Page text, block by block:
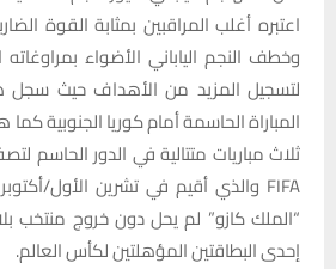
اعتبره أغلب المراقبين بمثابة القوة
وخطف النجم الياباني الأضواء بمراوغاته
لتسجيل المزيد من الأهداف حيث سجل
المباراة الحاسمة أمام كوريا الجنوبية
“الملك كازو” لم يحل دون خروج منتخب
إحدى البطاقتين المؤهلتين لكأس العالم.